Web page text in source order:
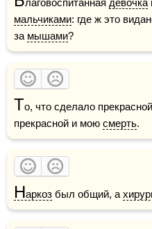
мальчиками: где ж это
за мышами?
То, что сделало
прекрасной и мою смерть.
Наркоз был общий, а